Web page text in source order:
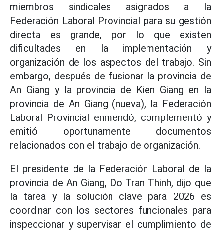
miembros sindicales asignados a la
Federación Laboral Provincial para su gestión
directa es grande, por lo que existen
dificultades en la implementación y
organización de los aspectos del trabajo. Sin
embargo, después de fusionar la provincia de
An Giang y la provincia de Kien Giang en la
provincia de An Giang (nueva), la Federación
Laboral Provincial enmendó, complementó y
emitió oportunamente documentos
relacionados con el trabajo de organización.
El presidente de la Federación Laboral de la
provincia de An Giang, Do Tran Thinh, dijo que
la tarea y la solución clave para 2026 es
coordinar con los sectores funcionales para
inspeccionar y supervisar el cumplimiento de